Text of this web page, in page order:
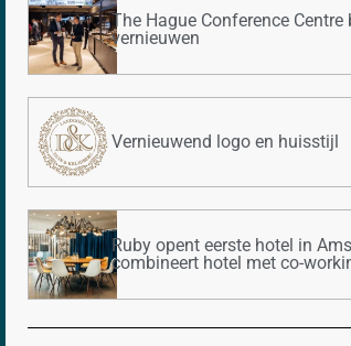
The Hague Conference
vernieuwen
Vernieuwend logo en huisstijl
Ruby opent eerste hotel in
combineert hotel met co-